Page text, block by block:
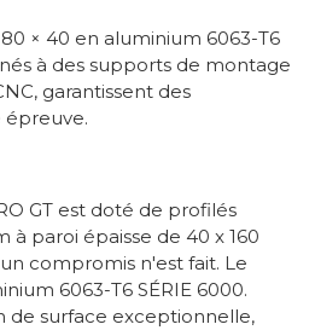
× 40 en aluminium 6063-T6
à des supports de montage
garantissent des
GT est doté de profilés
à paroi épaisse de 40 x 160
compromis n'est fait. Le
6063-T6 SÉRIE 6000.
de surface exceptionnelle,